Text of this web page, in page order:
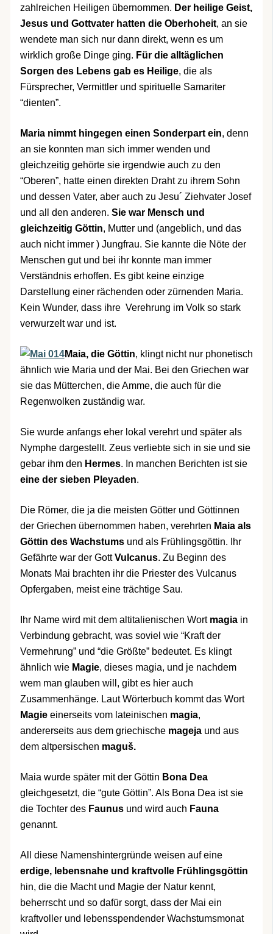
zahlreichen Heiligen übernommen. Der heilige Geist,
Jesus und Gottvater hatten die Oberhoheit, an sie
wendete man sich nur dann direkt, wenn es um
wirklich große Dinge ging. Für die alltäglichen
Sorgen des Lebens gab es Heilige, die als
Fürsprecher, Vermittler und spirituelle Samariter
“dienten”.
Maria nimmt hingegen einen Sonderpart ein, denn
an sie konnten man sich immer wenden und
gleichzeitig gehörte sie irgendwie auch zu den
“Oberen”, hatte einen direkten Draht zu ihrem Sohn
und dessen Vater, aber auch zu Jesu´ Ziehvater Josef
und all den anderen. Sie war Mensch und
gleichzeitig Göttin, Mutter und (angeblich, und das
auch nicht immer ) Jungfrau. Sie kannte die Nöte der
Menschen gut und bei ihr konnte man immer
Verständnis erhoffen. Es gibt keine einzige
Darstellung einer rächenden oder zürnenden Maria.
Kein Wunder, dass ihre Verehrung im Volk so stark
verwurzelt war und ist.
Maia, die Göttin, klingt nicht nur phonetisch
ähnlich wie Maria und der Mai. Bei den Griechen war
sie das Mütterchen, die Amme, die auch für die
Regenwolken zuständig war.
Sie wurde anfangs eher lokal verehrt und später als
Nymphe dargestellt. Zeus verliebte sich in sie und sie
gebar ihm den Hermes. In manchen Berichten ist sie
eine der sieben Pleyaden.
Die Römer, die ja die meisten Götter und Göttinnen
der Griechen übernommen haben, verehrten Maia als
Göttin des Wachstumsund als Frühlingsgöttin. Ihr
Gefährte war der GottVulcanus. Zu Beginn des
Monats Mai brachten ihr die Priester des Vulcanus
Opfergaben, meist eine trächtige Sau.
Ihr Name wird mit dem altitalienischen Wort magiain
Verbindung gebracht, was soviel wie “Kraft der
Vermehrung” und “die Größte” bedeutet. Es klingt
ähnlich wie Magie, dieses magia, und je nachdem
wem man glauben will, gibt es hier auch
Zusammenhänge. Laut Wörterbuch kommt das Wort
Magieeinerseits vom lateinischen magia,
andererseits aus dem griechische magejaund aus
dem altpersischen maguš.
Maia wurde später mit der Göttin Bona Dea
gleichgesetzt, die “gute Göttin”. Als Bona Dea ist sie
die Tochter des Faunusund wird auch Fauna
genannt.
All diese Namenshintergründe weisen auf eine
erdige, lebensnahe und kraftvolle Frühlingsgöttin
hin, die die Macht und Magie der Natur kennt,
beherrscht und so dafür sorgt, dass der Mai ein
kraftvoller und lebensspendender Wachstumsmonat